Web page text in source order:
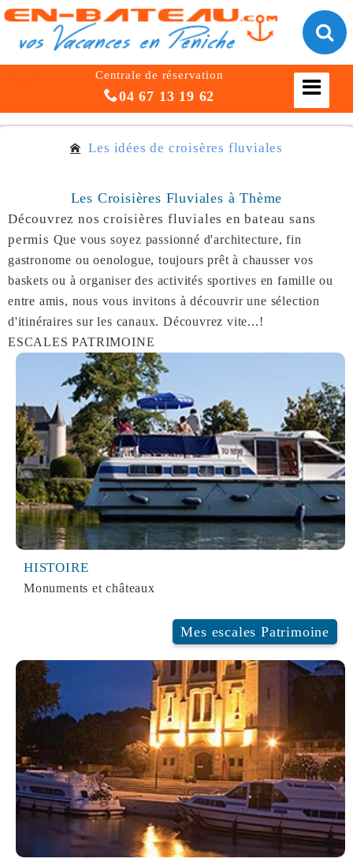
Centrale de réservation
04 67 13 19 62
Les idées de croisères fluviales
Les Croisières Fluviales à Thème
Découvrez nos croisières fluviales en bateau sans
permis Que vous soyez passionné d'architecture, fin
gastronome ou oenologue, toujours prêt à chausser vos
baskets ou à organiser des activités sportives en famille ou
entre amis, nous vous invitons à découvrir une sélection
d'itinéraires sur les canaux. Découvrez vite...!
ESCALES PATRIMOINE
ESCALES PATRIMOINE
HISTOIRE
Monuments et châteaux
Mes escales Patrimoine